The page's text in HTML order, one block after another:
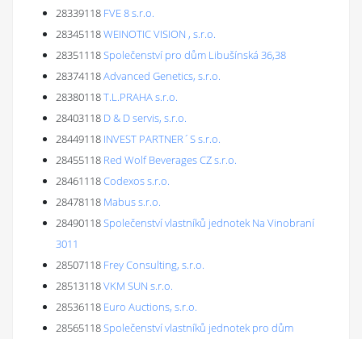
28339118 FVE 8 s.r.o.
28345118WEINOTIC VISION , s.r.o.
28351118Společenství pro dům Libušínská 36,38
28374118Advanced Genetics, s.r.o.
28380118T.L.PRAHA s.r.o.
28403118 D & D servis, s.r.o.
28449118 INVEST PARTNER´S s.r.o.
28455118 Red Wolf Beverages CZ s.r.o.
28461118Codexos s.r.o.
28478118 Mabus s.r.o.
28490118Společenství vlastníků jednotek Na Vinobraní
3011
28507118 Frey Consulting, s.r.o.
28513118VKM SUN s.r.o.
28536118 Euro Auctions, s.r.o.
28565118Společenství vlastníků jednotek pro dům